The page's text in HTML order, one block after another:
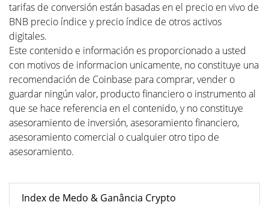
tarifas de conversión están basadas en el precio en vivo de
BNB precio índice y precio índice de otros activos
digitales.
Este contenido e información es proporcionado a usted
con motivos de informacion unicamente, no constituye una
recomendación de Coinbase para comprar, vender o
guardar ningún valor, producto financiero o instrumento al
que se hace referencia en el contenido, y no constituye
asesoramiento de inversión, asesoramiento financiero,
asesoramiento comercial o cualquier otro tipo de
asesoramiento.
Index de Medo & Ganância Crypto